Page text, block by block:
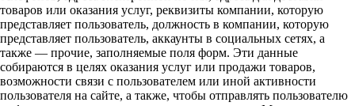
товаров или оказания услуг, реквизиты компании, которую
представляет пользователь, должность в компании, которую
представляет пользователь, аккаунты в социальных сетях, а
также — прочие, заполняемые поля форм. Эти данные
собираются в целях оказания услуг или продажи товаров,
возможности связи с пользователем или иной активности
пользователя на сайте, а также, чтобы отправлять пользователю